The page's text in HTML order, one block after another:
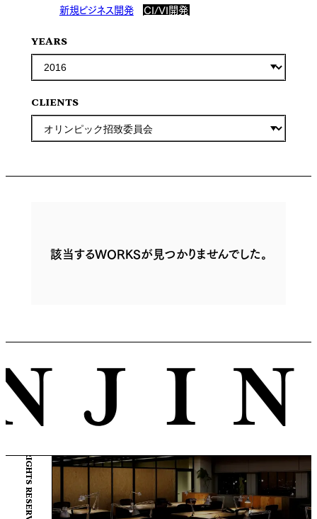
新規ビジネス開発
CI/VI開発
YEARS
CLIENTS
該当するWORKSが見つかりませんでした。
© ENJIN Inc. ALL RIGHTS RESERVED.